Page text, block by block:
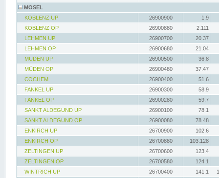
MOSEL
KOBLENZ UP
26900900
1.9
KOBLENZ OP
26900880
2.111
LEHMEN UP
26900700
20.37
LEHMEN OP
26900680
21.04
MÜDEN UP
26900500
36.8
MÜDEN OP
26900480
37.47
COCHEM
26900400
51.6
FANKEL UP
26900300
58.9
FANKEL OP
26900280
59.7
SANKT ALDEGUND UP
26900100
78.1
SANKT ALDEGUND OP
26900080
78.48
ENKIRCH UP
26700900
102.6
ENKIRCH OP
26700880
103.128
ZELTINGEN UP
26700600
123.4
ZELTINGEN OP
26700580
124.1
WINTRICH UP
26700400 141.1